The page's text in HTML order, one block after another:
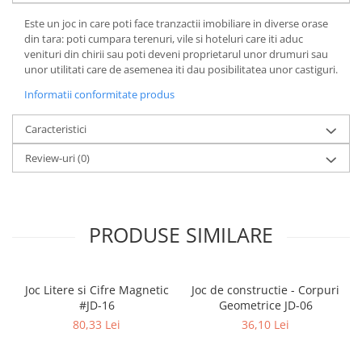
Terapii Alternative
AudioBook
Beletristica
Biografii, Memorii, Jurnale
Carti erotice
Carti pentru Adolescenti, Young
Adult
Crime, Thriller, Mistery
romantice
Senzatii/Dragoste
Senzatii/Erotic
Este un joc in care poti face tranzactii imobiliare in diverse orase
din tara: poti cumpara terenuri, vile si hoteluri care iti aduc
venituri din chirii sau poti deveni proprietarul unor drumuri sau
unor utilitati care de asemenea iti dau posibilitatea unor castiguri.
Informatii conformitate produs
Caracteristici
Review-uri(0)
PRODUSE SIMILARE
Joc Litere si Cifre Magnetic
#JD-16
80,33 Lei
Joc de constructie - Corpuri
Geometrice JD-06
36,10 Lei